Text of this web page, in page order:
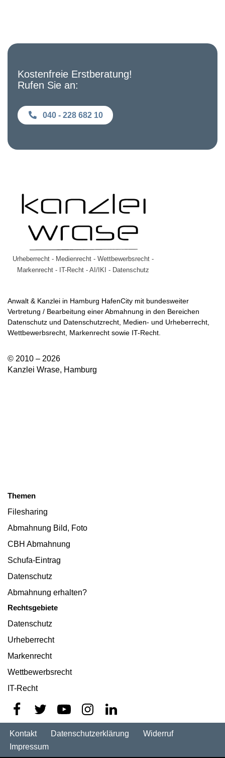
Kostenfreie Erstberatung!
Rufen Sie an:
040 - 228 682 10
Urheberrecht - Medienrecht - Wettbewerbsrecht -
Markenrecht - IT-Recht - AI/IKI - Datenschutz
Anwalt & Kanzlei in Hamburg HafenCity mit bundesweiter
Vertretung / Bearbeitung einer Abmahnung in den Bereichen
Datenschutz und Datenschutzrecht, Medien- und Urheberrecht,
Wettbewerbsrecht, Markenrecht sowie IT-Recht.
© 2010 – 2026
Kanzlei Wrase, Hamburg
Themen
Filesharing
Abmahnung Bild, Foto
CBH Abmahnung
Schufa-Eintrag
Datenschutz
Abmahnung erhalten?
Rechtsgebiete
Datenschutz
Urheberrecht
Markenrecht
Wettbewerbsrecht
IT-Recht
Kontakt Datenschutzerklärung
Widerruf
Impressum